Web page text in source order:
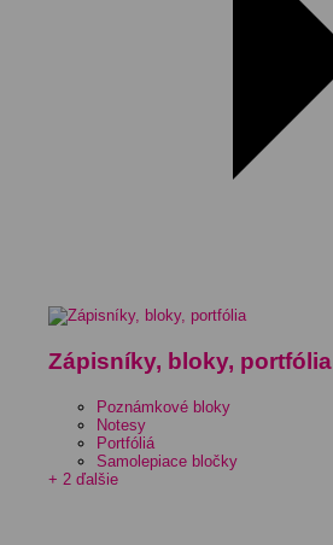
Zápisníky, bloky, portfólia
Poznámkové bloky
Notesy
Portfóliá
Samolepiace bločky
+ 2 ďalšie